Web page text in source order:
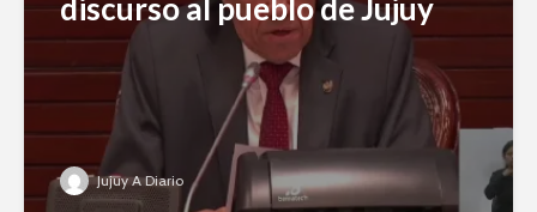
discurso al pueblo de Jujuy
Jujuy A Diario